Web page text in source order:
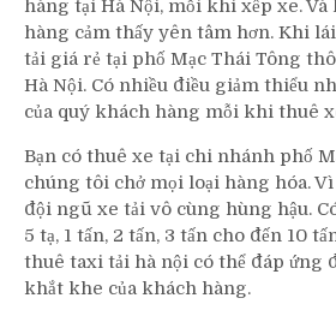
hàng tại Hà Nội, mỗi khi xếp xe.
hàng cảm thấy yên tâm hơn. Khi
tải giá rẻ tại phố Mạc Thái Tông
Hà Nội. Có nhiều điều giảm thiểu
của quý khách hàng mỗi khi thuê
Bạn có thuê xe tại chi nhánh phố
chúng tôi chở mọi loại hàng hóa.
đội ngũ xe tải vô cùng hùng hậu.
5 tạ, 1 tấn, 2 tấn, 3 tấn cho đến 10
thuê taxi tải hà nội có thể đáp ứng
khắt khe của khách hàng.